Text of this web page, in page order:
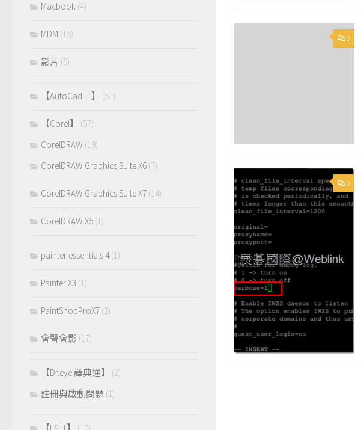
0
0
Macbook (4)
MDM (15)
影片 (5)
【AutoCad LT】 (51)
【Corel】
(57)
CorelDRAW (19)
CorelDRAW Graphics Suite X6 (7)
CorelDRAW Graphics Suite X7 (14)
CorelDRAW X5 (1)
painter essentials 4(1)
Painter X3 (1)
PaintShopProX7 (2)
會聲會影 (17)
【Dr.eye 譯典通】
(2)
註冊與啟動問題 (1)